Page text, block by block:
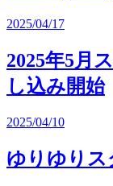
2025/04/17
2025年5月
し込み開始
2025/04/10
ゆりゆりス